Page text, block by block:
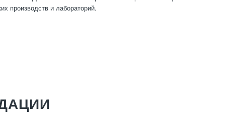
производств и лабораторий.